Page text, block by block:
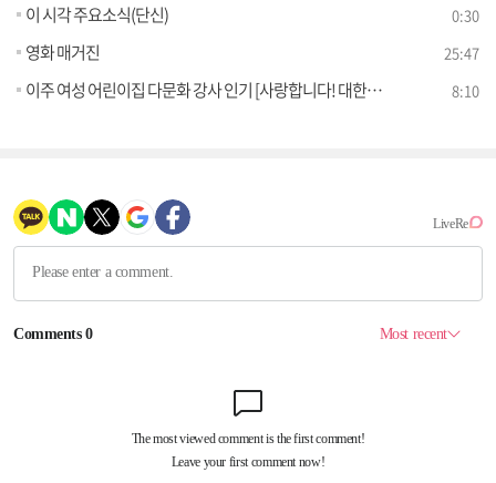
이 시각 주요소식(단신) 0:30
영화 매거진 25:47
이주 여성 어린이집 다문화 강사 인기 [사랑합니다! 대한민국] 8:10